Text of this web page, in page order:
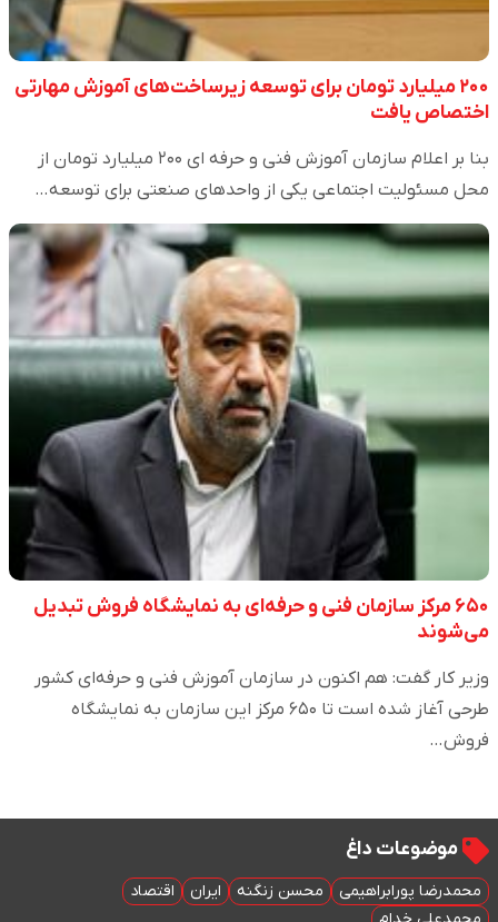
۲۰۰ میلیارد تومان برای توسعه زیرساخت‌های آموزش مهارتی
اختصاص یافت
بنا بر اعلام سازمان آموزش فنی و حرفه ای ۲۰۰ میلیارد تومان از
محل مسئولیت اجتماعی یکی از واحدهای صنعتی برای توسعه…
۶۵۰ مرکز سازمان فنی و حرفه‌ای به نمایشگاه فروش تبدیل
می‌شوند
وزیر کار گفت: هم اکنون در سازمان آموزش فنی و حرفه‌ای کشور
طرحی آغاز شده است تا ۶۵۰ مرکز این سازمان به نمایشگاه
فروش…
موضوعات داغ
محمدرضا پورابراهیمی محسن زنگنه ایران
اقتصاد